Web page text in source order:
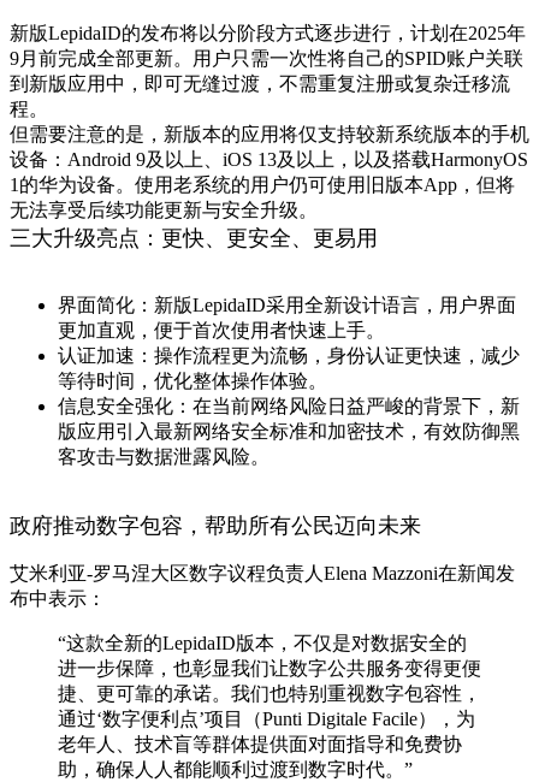
新版LepidaID的发布将以分阶段方式逐步进行，计划在2025年
9月前完成全部更新。用户只需一次性将自己的SPID账户关联
到新版应用中，即可无缝过渡，不需重复注册或复杂迁移流
程。
但需要注意的是，新版本的应用将仅支持较新系统版本的手机
设备 ：Android 9及以上、iOS 13及以上，以及搭载HarmonyOS
1的华为设备。使用老系统的用户仍可使用旧版本App，但将
无法享受后续功能更新与安全升级。
三大升级亮点：更快、更安全、更易用
界面简化 ：新版LepidaID采用全新设计语言，用户界面
更加直观，便于首次使用者快速上手。
认证加速 ：操作流程更为流畅，身份认证更快速，减少
等待时间，优化整体操作体验。
信息安全强化 ：在当前网络风险日益严峻的背景下，新
版应用引入最新网络安全标准和加密技术，有效防御黑
客攻击与数据泄露风险。
政府推动数字包容，帮助所有公民迈向未来
艾米利亚-罗马涅大区数字议程负责人Elena Mazzoni在新闻发
布中表示：
“这款全新的LepidaID版本，不仅是对数据安全的
进一步保障，也彰显我们让数字公共服务变得更便
捷、更可靠的承诺。我们也特别重视数字包容性，
通过‘数字便利点’项目（Punti Digitale Facile），为
老年人、技术盲等群体提供面对面指导和免费协
助，确保人人都能顺利过渡到数字时代。”